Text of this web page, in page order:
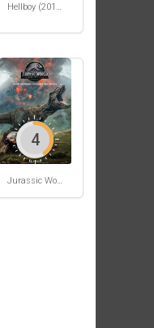
Hellboy (2019)
Jurassic World: Fallen Kingdom
4